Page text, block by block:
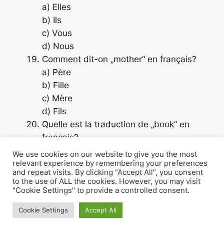
a) Elles
b) Ils
c) Vous
d) Nous
Comment dit-on „mother“ en français?
a) Père
b) Fille
c) Mère
d) Fils
Quelle est la traduction de „book“ en
français?
a) Cahier
b) Stylo
c) Livre
d) Table
Quel est le verbe „to go“ en français?
a) Avoir
We use cookies on our website to give you the most
relevant experience by remembering your preferences
and repeat visits. By clicking “Accept All”, you consent
to the use of ALL the cookies. However, you may visit
"Cookie Settings" to provide a controlled consent.
Cookie Settings Accept All